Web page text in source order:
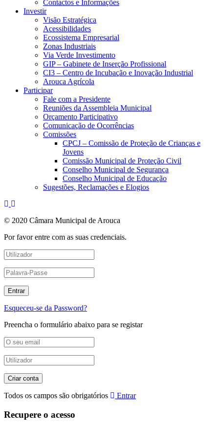
Contactos e Informações
Investir
Visão Estratégica
Acessibilidades
Ecossistema Empresarial
Zonas Industriais
Via Verde Investimento
GIP – Gabinete de Inserção Profissional
CI3 – Centro de Incubação e Inovação Industrial
Arouca Agrícola
Participar
Fale com a Presidente
Reuniões da Assembleia Municipal
Orçamento Participativo
Comunicação de Ocorrências
Comissões
CPCJ – Comissão de Proteção de Crianças e
Jovens
Comissão Municipal de Proteção Civil
Conselho Municipal de Segurança
Conselho Municipal de Educação
Sugestões, Reclamações e Elogios
© 2020 Câmara Municipal de Arouca
Por favor entre com as suas credenciais.
Esqueceu-se da Password?
Preencha o formulário abaixo para se registar
Todos os campos são obrigatórios Entrar
Recupere o acesso